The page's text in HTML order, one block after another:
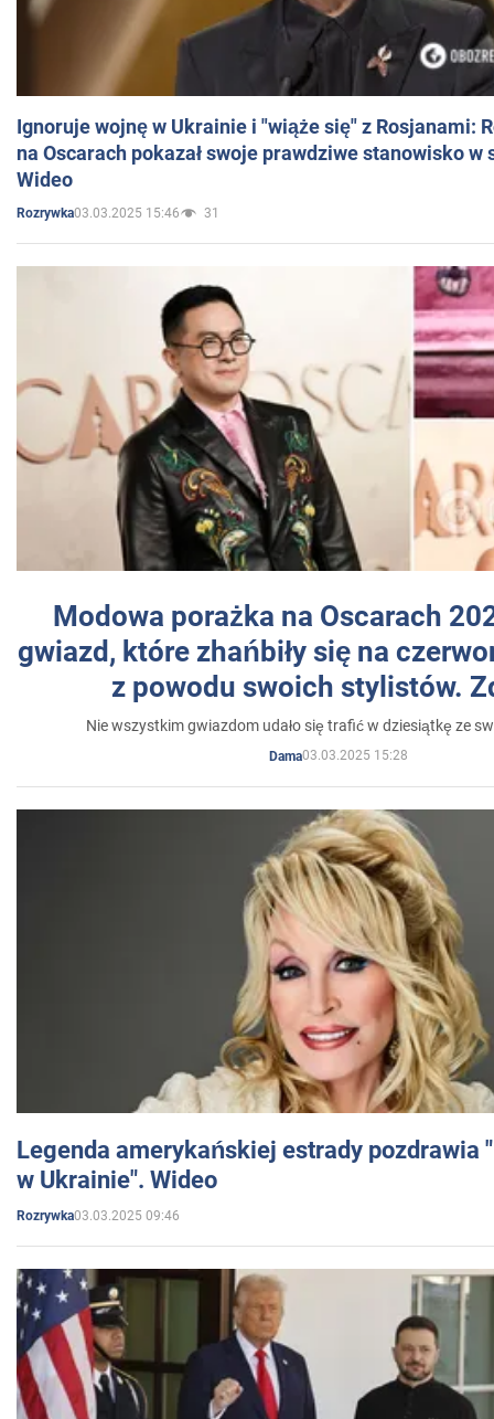
Ignoruje wojnę w Ukrainie i "wiąże się" z Rosjanami:
na Oscarach pokazał swoje prawdziwe stanowisko w
Wideo
Rozrywka03.03.2025 15:46 31
Modowa porażka na Oscarach
gwiazd, które zhańbiły się na
z powodu swoich stylistów.
Nie wszystkim gwiazdom udało się trafić w dziesiątkę ze
Dama03.03.2025 15:28
Legenda amerykańskiej estrady pozdrawia
w Ukrainie". Wideo
Rozrywka03.03.2025 09:46